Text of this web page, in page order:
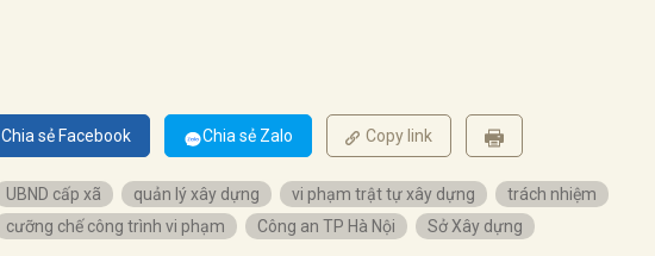
Chia sẻ Facebook Chia sẻ Zalo Copy link
UBND cấp xã quản lý xây dựng vi phạm trật tự xây dựng
trách nhiệm
cưỡng chế công trình vi phạm
Công an TP Hà Nội Sở Xây dựng